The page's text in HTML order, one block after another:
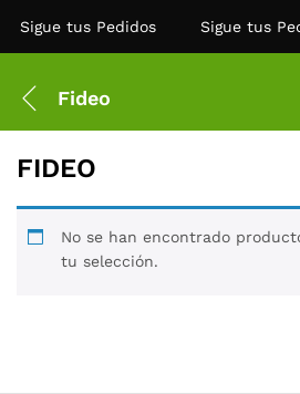
Sigue tus Pedidos Sigue tus
Fideo
FIDEO
No se han encontrado
tu selección.